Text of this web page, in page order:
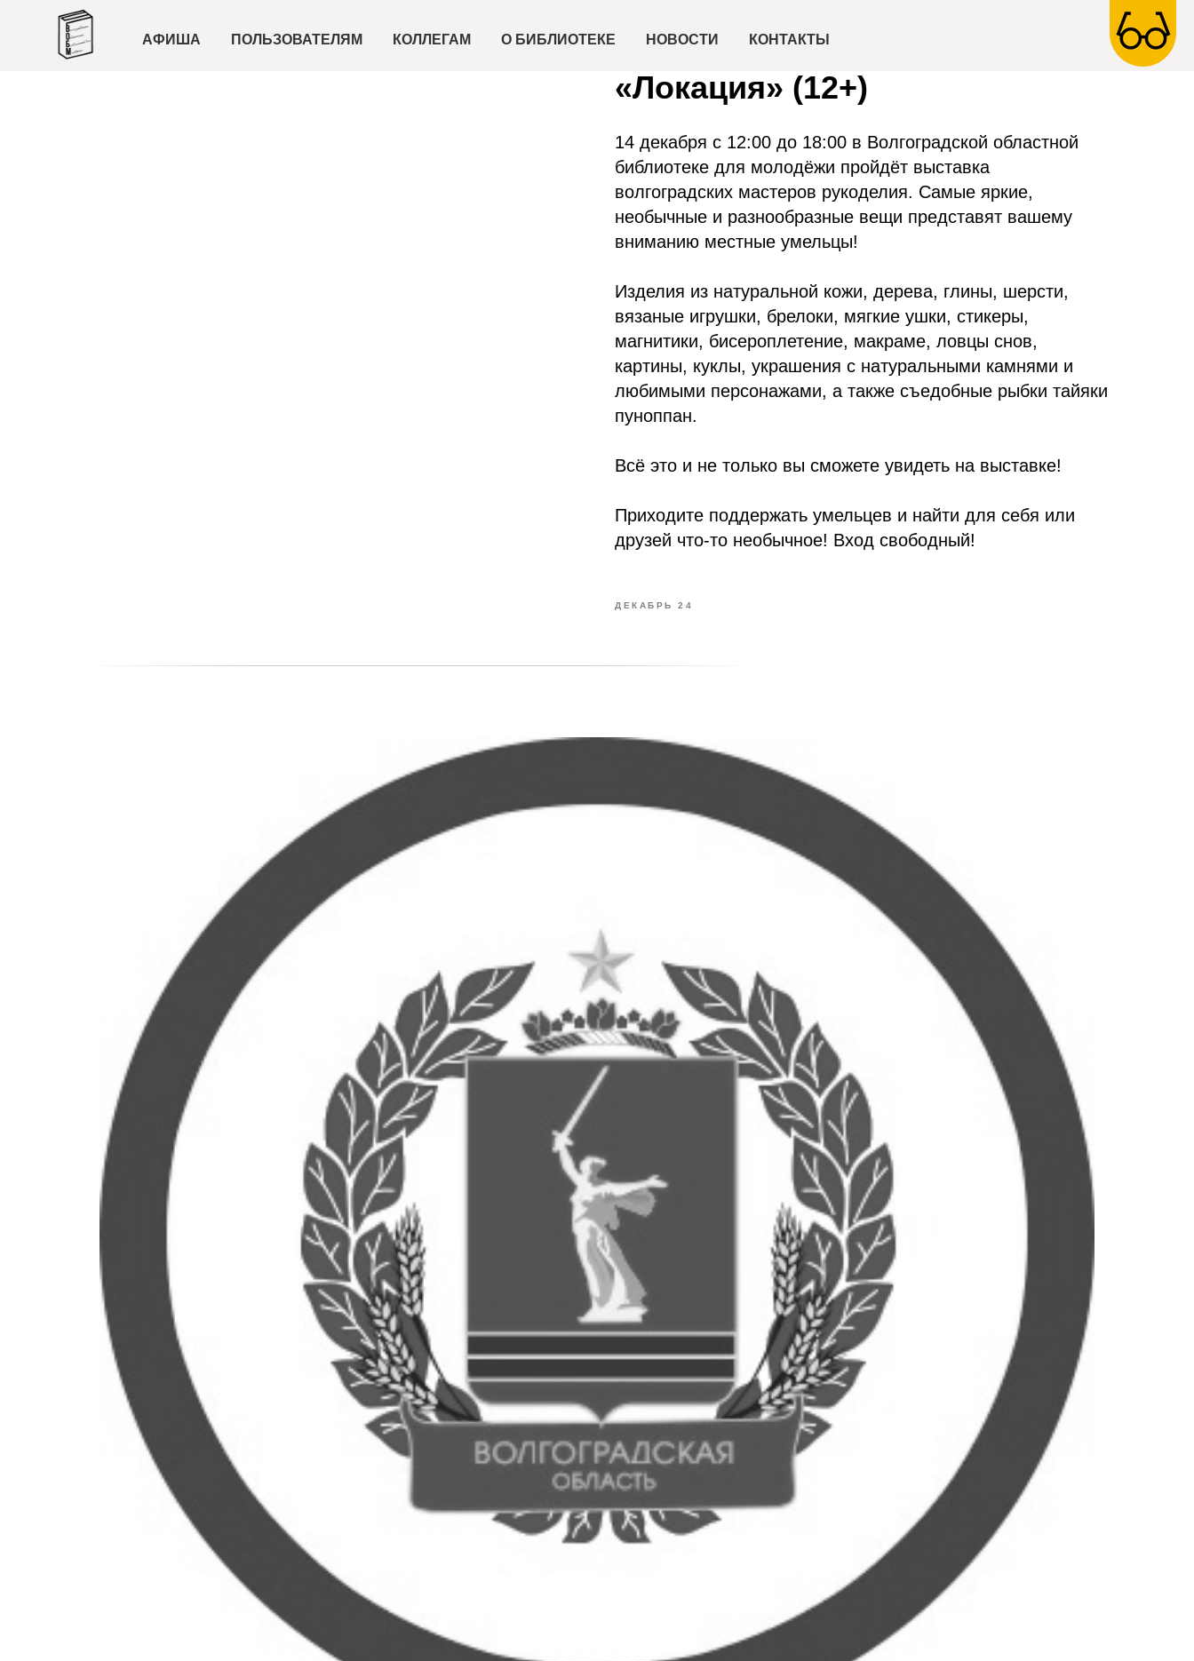
АФИША ПОЛЬЗОВАТЕЛЯМ КОЛЛЕГАМ О БИБЛИОТЕКЕ НОВОСТИ КОНТАКТЫ
Выставка мастеров рукоделия
«Локация» (12+)
14 декабря с 12:00 до 18:00 в Волгоградской областной
библиотеке для молодёжи пройдёт выставка
волгоградских мастеров рукоделия. Самые яркие,
необычные и разнообразные вещи представят вашему
вниманию местные умельцы!
Изделия из натуральной кожи, дерева, глины, шерсти,
вязаные игрушки, брелоки, мягкие ушки, стикеры,
магнитики, бисероплетение, макраме, ловцы снов,
картины, куклы, украшения с натуральными камнями и
любимыми персонажами, а также съедобные рыбки тайяки
пуноппан.
Всё это и не только вы сможете увидеть на выставке!
Приходите поддержать умельцев и найти для себя или
друзей что-то необычное! Вход свободный!
ДЕКАБРЬ 24